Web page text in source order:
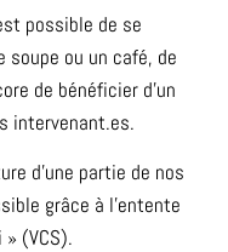
possible de se
soupe ou un café, de
de bénéficier d’un
intervenant.es.
d’une partie de nos
grâce à l’entente
(VCS).